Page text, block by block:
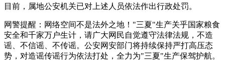
目前，属地公安机关已对上述人员依法作出行政处罚。
网警提醒：网络空间不是法外之地！"三夏"生产关乎国家粮食
安全和千家万户生计，请广大网民自觉遵守法律法规，不造
谣、不信谣、不传谣。公安网安部门将持续保持严打高压态
势，对造谣传谣行为依法打处，全力为"三夏"生产保驾护航。